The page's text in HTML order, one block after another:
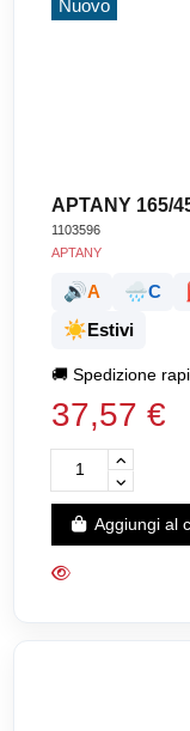
Nuovo
APTANY 165/
1103596
APTANY
🔊A 🌧️C
☀️Estivi
🚚Spedizione
37,57 €
Aggiungi al